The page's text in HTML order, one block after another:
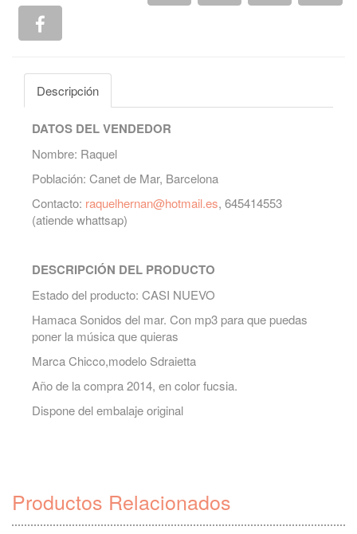
Descripción
DATOS DEL VENDEDOR
Nombre: Raquel
Población: Canet de Mar, Barcelona
Contacto: raquelhernan@hotmail.es, 645414553
(atiende whattsap)
DESCRIPCIÓN DEL PRODUCTO
Estado del producto: CASI NUEVO
Hamaca Sonidos del mar. Con mp3 para que puedas
poner la música que quieras
Marca Chicco,modelo Sdraietta
Año de la compra 2014, en color fucsia.
Dispone del embalaje original
Productos Relacionados